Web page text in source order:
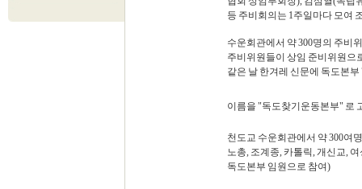
등 주비회의는 1주일마다 모여
수운회관에서 약 300명의 주비
주비위원들이 상임 준비위원으
같은 날 한겨레 신문에 독도본
이름을 "독도찾기운동본부" 로
천도교 수운회관에서 약 300여
노총, 조계종, 카톨릭, 개신교,
독도본부 임원으로 참여)